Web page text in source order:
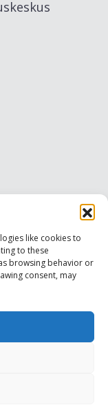
like cookies to
to these
browsing behavior or
consent, may